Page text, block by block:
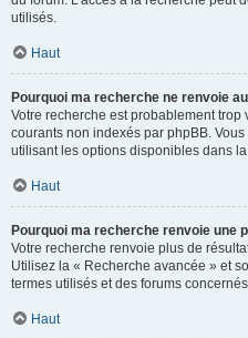
utilisés.
Haut
Pourquoi ma recherche ne renvoie
Votre recherche est probablement
courants non indexés par phpBB.
utilisant les options disponibles dans
Haut
Pourquoi ma recherche renvoie une
Votre recherche renvoie plus de
Utilisez la « Recherche avancée » et
termes utilisés et des forums
Haut